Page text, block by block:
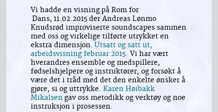
Vi hadde en visning på Rom for
Dans, 11.02.2015 der Andreas Lønmo
Knudsrød improviserte soundscapes sammen
med oss og virkelige tilførte utrykket en
ekstra dimensjon.Utsatt og satt ut,
arbeidsvisning februar 2015.Vi har vært
hverandres ensemble og medspillere,
fødselshjelpere og instruktører, og forsøkt å
være det i tråd med det den enkelte ønsker å
gjøre, si og uttrykke.Karen Høibakk
Mikalsen gav oss metodikk og verktøy og noe
instruksjon i prosessen.